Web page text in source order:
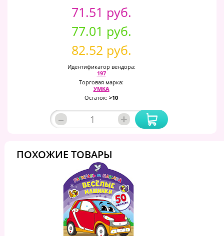
71.51 руб.
77.01 руб.
82.52 руб.
Идентификатор вендора:
197
Торговая марка:
УМКА
Остаток: >10
– +
ПОХОЖИЕ ТОВАРЫ